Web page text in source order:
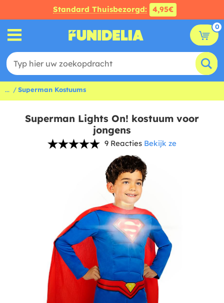
Standard Thuisbezorgd: 4,95€
0
... Superman Kostuums
Superman Lights On! kostuum voor
jongens
9 Reacties Bekijk ze